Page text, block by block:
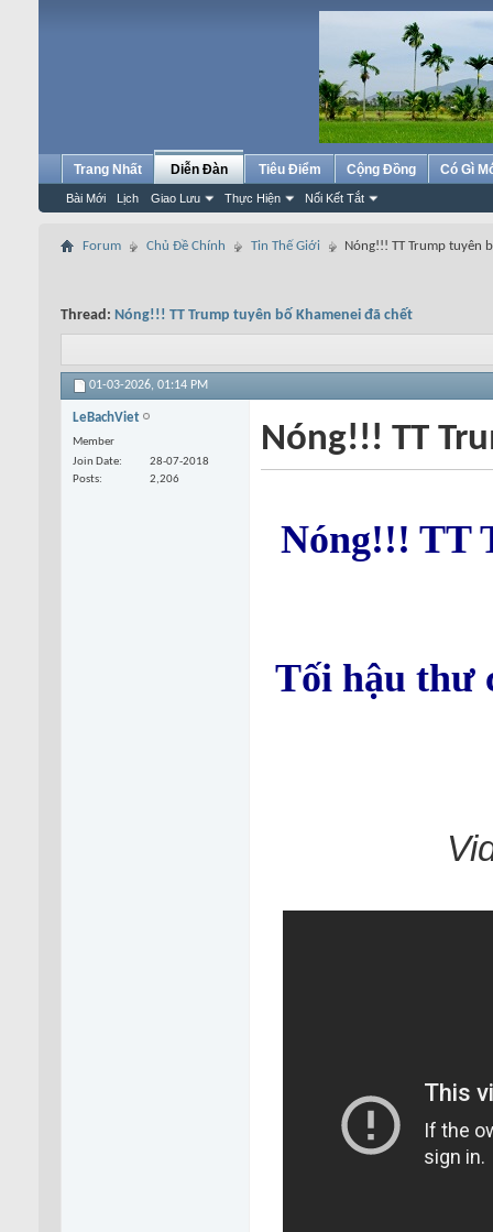
Trang Nhất Diễn Đàn
Bài Mới Lịch Giao Lưu Thực Hiện Nối Kết Tắt
Tiêu Điểm Cộng Đồng Có Gì
Forum Chủ Đề Chính Tin Thế Giới Nóng!!! TT Trump tuyên
Thread: Nóng!!! TT Trump tuyên bố Khamenei đã chết
01-03-2026, 01:14 PM
LeBachViet
Member
Join Date
28-07-2018
Posts
2,206
Nóng!!! TT
Nóng!!! TT
Tối hậu thư